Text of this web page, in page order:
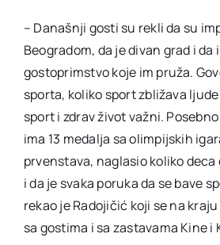
– Današnji gosti su rekli da su
Beogradom, da je divan grad i da
gostoprimstvo koje im pruža.
sporta, koliko sport zbližava
sport i zdrav život važni.
ima 13 medalja sa olimpijskih
prvenstava, naglasio koliko
i da je svaka poruka da se bave
rekao je Radojičić koji se na
sa gostima i sa zastavama Kine i